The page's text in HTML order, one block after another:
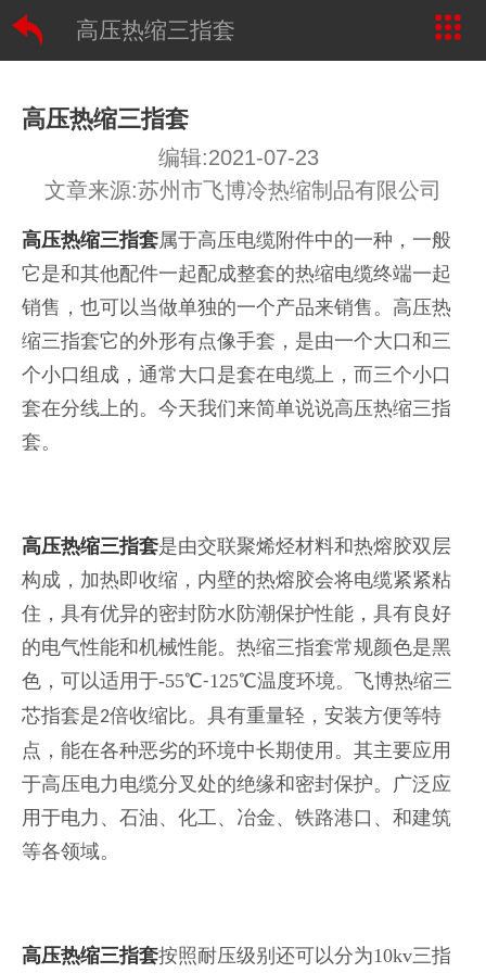
高压热缩三指套
高压热缩三指套
编辑:2021-07-23
文章来源:苏州市飞博冷热缩制品有限公司
高压热缩三指套属于高压电缆附件中的一种，一般
它是和其他配件一起配成整套的热缩电缆终端一起
销售，也可以当做单独的一个产品来销售。高压热
缩三指套它的外形有点像手套，是由一个大口和三
个小口组成，通常大口是套在电缆上，而三个小口
套在分线上的。 今天我们来简单说说高压热缩三指
套。
高压热缩三指套是由交联聚烯烃材料和热熔胶双层
构成，加热即收缩，内壁的热熔胶会将电缆紧紧粘
住，具有优异的密封防水防潮保护性能，具有良好
的电气性能和机械性能。热缩三指套常规颜色是黑
色，可以适用于-55℃-125℃温度环境。飞博热缩三
芯指套是2倍收缩比。具有重量轻，安装方便等特
点，能在各种恶劣的环境中长期使用。其主要应用
于高压电力电缆分叉处的绝缘和密封保护。广泛应
用于电力、石油、化工、冶金、铁路港口、和建筑
等各领域。
高压热缩三指套按照耐压级别还可以分为10kv三指